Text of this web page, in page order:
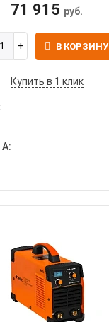
71 915 руб.
В КОРЗИНУ
Купить в 1 клик
А: